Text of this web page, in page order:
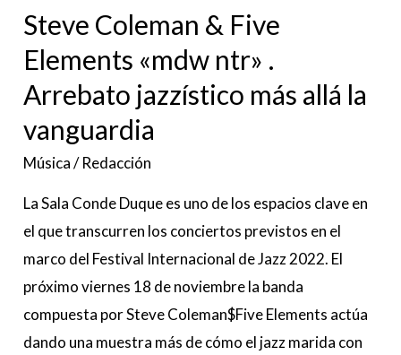
Steve Coleman & Five
Elements «mdw ntr» .
Arrebato jazzístico más allá la
vanguardia
Música/Redacción
La Sala Conde Duque es uno de los espacios clave en
el que transcurren los conciertos previstos en el
marco del Festival Internacional de Jazz 2022. El
próximo viernes 18 de noviembre la banda
compuesta por Steve Coleman$Five Elements actúa
dando una muestra más de cómo el jazz marida con
jazzístico
más
allá
la
vanguardia